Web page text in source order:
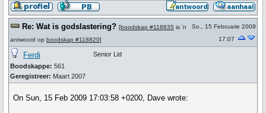
Re: Wat is godslastering? [boodskap #118835 is 'n
antwoord op boodskap #118820]
So., 15 Februarie 2009
17:07
Ferdi
Boodskappe: 561
Geregistreer: Maart 2007
Senior Lid
On Sun, 15 Feb 2009 17:03:58 +0200, Dave wrote: